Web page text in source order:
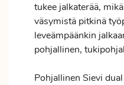
tukee jalkaterää,
väsymistä pitkinä
leveämpäänkin
pohjallinen,
Pohjallinen Sievi